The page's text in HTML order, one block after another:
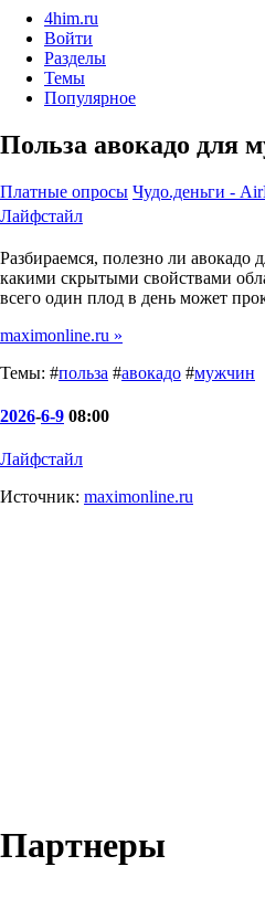
4him.ru
Войти
Разделы
Темы
Популярное
Польза авокадо для
Платные опросы Чудо.деньги -
Лайфстайл
Разбираемся, полезно ли авокадо
какими скрытыми свойствами
всего один плод в день может
maximonline.ru »
Темы: #польза #авокадо #мужчин
2026-6-9 08:00
Лайфстайл
Источник: maximonline.ru
Партнеры